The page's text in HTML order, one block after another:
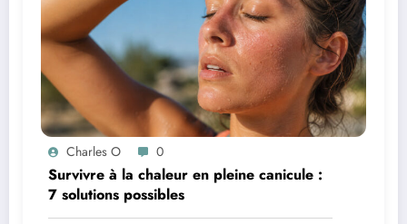
Charles O 0
Survivre à la chaleur en pleine canicule :
7 solutions possibles